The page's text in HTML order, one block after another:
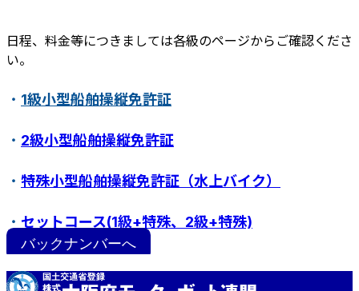
ボート免許教室
紛失･訂正手続き
小型船舶操縦免許証について
日程、料金等につきましては各級のページからご確認くださ
い。
・ 1級小型船舶操縦免許証
・ 2級小型船舶操縦免許証
・ 特殊小型船舶操縦免許証（水上バイク）
・ セットコース(1級+特殊、2級+特殊)
バックナンバーへ